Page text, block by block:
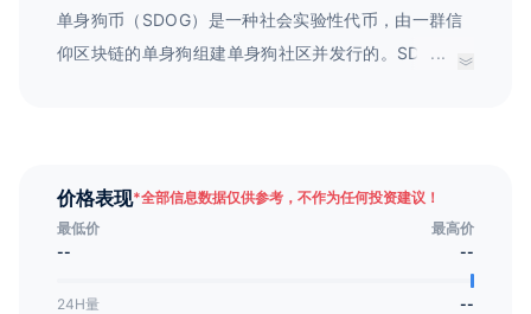
单身狗币（SDOG）是一种社会实验性代币，由一群信
仰区块链的单身狗组建单身狗社区并发行的。SDOG的
...
价格表现*全部信息数据仅供参考，不作为任何投资建议！
最低价
最高价
--
--
24H量
--